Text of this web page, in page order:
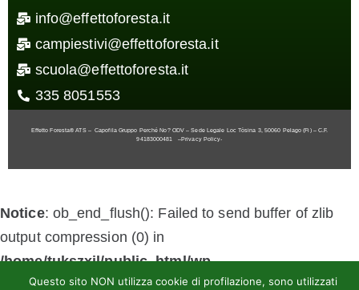
info@effettoforesta.it
campiestivi@effettoforesta.it
scuola@effettoforesta.it
335 8051553
Effetto Foresta® ATS – Capofila Gruppo Perché No? ODV – Sede Legale Loc Tòsina 3, 50060 Pelago (Fi) – C.F.
94183000481 –Privacy Policy-
Questo sito NON utilizza cookie di profilazione, sono utilizzati
Notice: ob_end_flush(): Failed to send buffer of zlib
output compression (0) in
/home/tukszxil/public_html/wp-
includes/functions.phpon line5427